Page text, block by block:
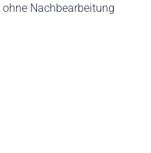
Nachbearbeitung